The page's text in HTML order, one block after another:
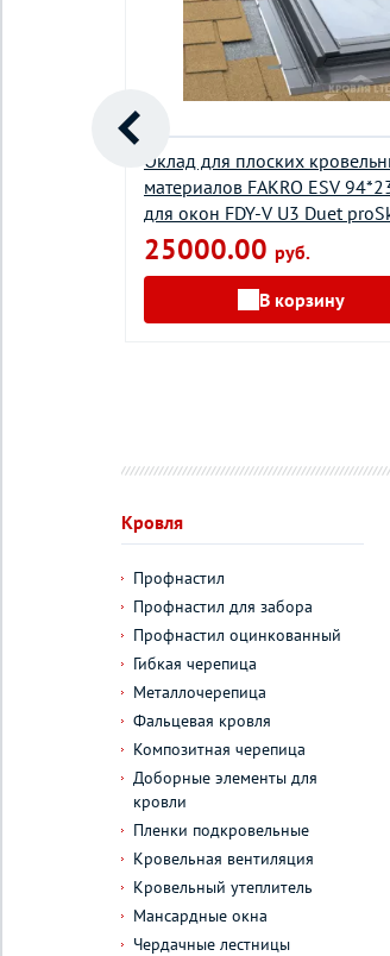
Оклад для плоских
материалов FAKRO ESV
для окон FDY-V U3 Duet
25000.00 руб.
В корзину
Кровля
Профнастил
Профнастил для забора
Профнастил оцинкованный
Гибкая черепица
Металлочерепица
Фальцевая кровля
Композитная черепица
Доборные элементы для
кровли
Пленки подкровельные
Кровельная вентиляция
Кровельный утеплитель
Мансардные окна
Чердачные лестницы